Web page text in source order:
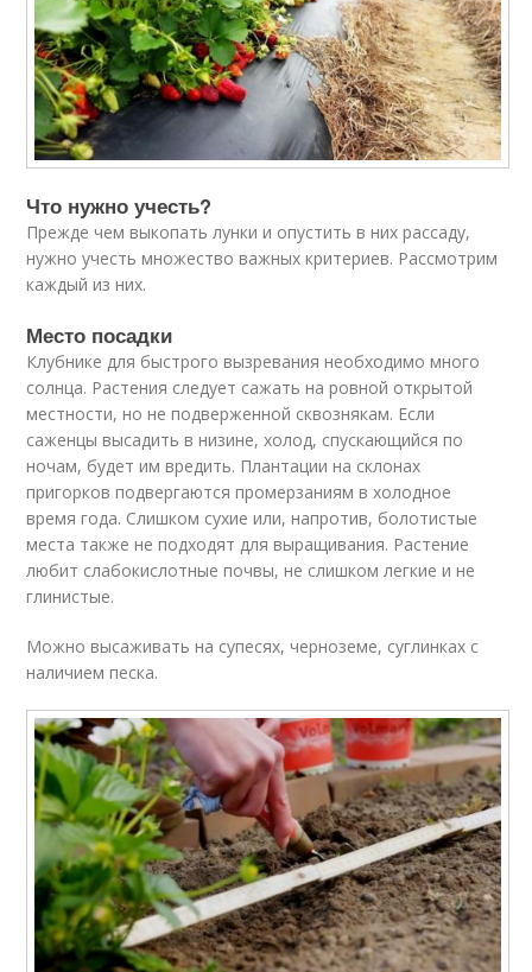
Что нужно учесть?
Прежде чем выкопать лунки и опустить в них рассаду,
нужно учесть множество важных критериев. Рассмотрим
каждый из них.
Место посадки
Клубнике для быстрого вызревания необходимо много
солнца. Растения следует сажать на ровной открытой
местности, но не подверженной сквознякам. Если
саженцы высадить в низине, холод, спускающийся по
ночам, будет им вредить. Плантации на склонах
пригорков подвергаются промерзаниям в холодное
время года. Слишком сухие или, напротив, болотистые
места также не подходят для выращивания. Растение
любит слабокислотные почвы, не слишком легкие и не
глинистые.
Можно высаживать на супесях, черноземе, суглинках с
наличием песка.